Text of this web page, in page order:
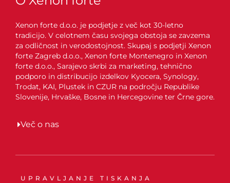
Xenon forte d.o.o. je podjetje z več kot 30-letno
tradicijo. V celotnem času svojega obstoja se zavzema
za odličnost in verodostojnost. Skupaj s podjetji Xenon
forte Zagreb d.o.o., Xenon forte Montenegro in Xenon
forte d.o.o., Sarajevo skrbi za marketing, tehnično
podporo in distribucijo izdelkov Kyocera, Synology,
Trodat, KAI, Plustek in CZUR na področju Republike
Slovenije, Hrvaške, Bosne in Hercegovine ter Črne gore.
Več o nas
UPRAVLJANJE TISKANJA